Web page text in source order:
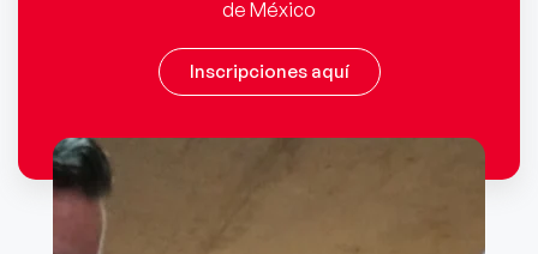
de México
Inscripciones aquí